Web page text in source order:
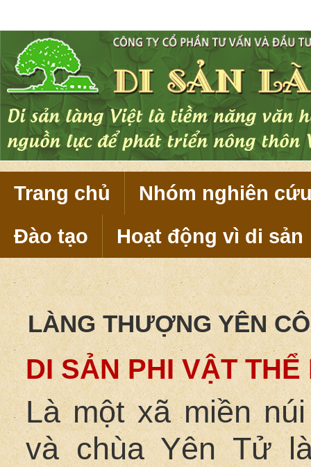
đó thành
bản sắc.
Trang chủ
Nhóm nghiên
Đào tạo
Hoạt động vì di sản
LÀNG THƯỢNG YÊN
DI SẢN PHI VẬT
Là một xã miền
và chùa Yên Tử